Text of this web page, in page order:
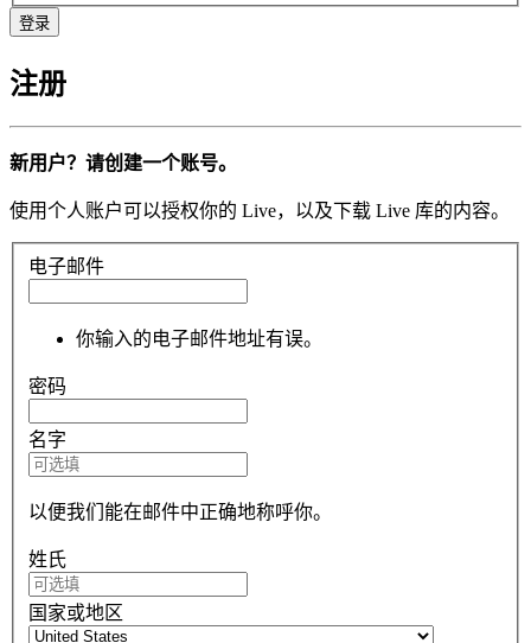
注册
新用户？请创建一个账号。
使用个人账户可以授权你的 Live，以及下载 Live 库的内容。
电子邮件
你输入的电子邮件地址有误。
密码
名字
以便我们能在邮件中正确地称呼你。
姓氏
国家或地区